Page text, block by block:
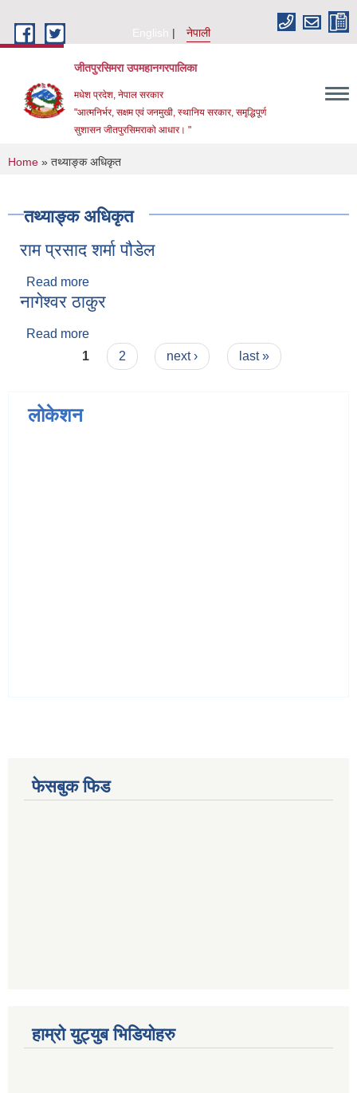
English
नेपाली
जीतपुरसिमरा उपमहानगरपालिका
मधेश प्रदेश, नेपाल सरकार
"आत्मनिर्भर, सक्षम एवं जनमुखी, स्थानिय सरकार, समृद्धिपूर्ण
सुशासन जीतपुरसिमराको आधार। "
You are here
Home » तथ्याङ्क अधिकृत
तथ्याङ्क अधिकृत
राम प्रसाद शर्मा पौडेल
Read more
नागेश्वर ठाकुर
Read more
Pages
1 2 next › last »
लोकेशन
फेसबुक फिड
हाम्रो युट्युब भिडियोहरु